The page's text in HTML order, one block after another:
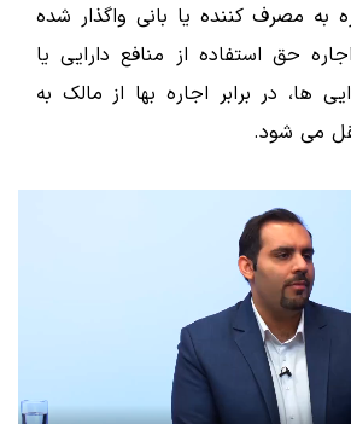
به مصرف کننده یا بانی واگذار شده
حق استفاده از منافع دارایی یا
ها، در برابر اجاره بها از مالک به
می شود.